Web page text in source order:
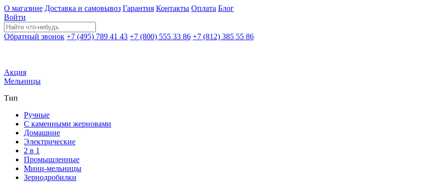
О магазине Доставка и самовывоз Гарантия Контакты Оплата Блог
Войти
Обратный звонок +7 (495) 789 41 43 +7 (800) 555 33 86 +7 (812) 385 55 86
Акция
Мельницы
Тип
Ручные
С каменными жерновами
Домашние
Электрические
2 в 1
Промышленные
Мини-мельницы
Зернодробилки